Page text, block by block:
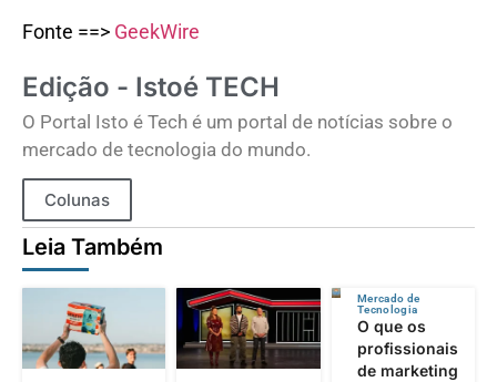
Fonte ==> GeekWire
Edição - Istoé TECH
O Portal Isto é Tech é um portal de notícias sobre o
mercado de tecnologia do mundo.
Colunas
Leia Também
Mercado de
Tecnologia
O que os
profissionais
de marketing